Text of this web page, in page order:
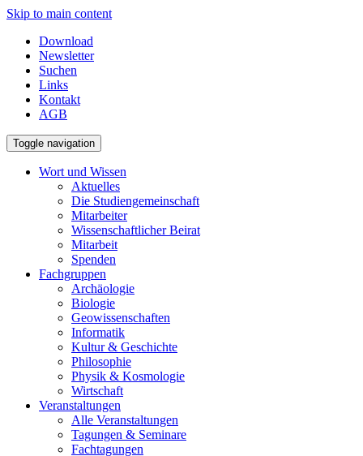
Skip to main content
Download
Newsletter
Suchen
Links
Kontakt
AGB
Toggle navigation
Wort und Wissen
Aktuelles
Die Studiengemeinschaft
Mitarbeiter
Wissenschaftlicher Beirat
Mitarbeit
Spenden
Fachgruppen
Archäologie
Biologie
Geowissenschaften
Informatik
Kultur & Geschichte
Philosophie
Physik & Kosmologie
Wirtschaft
Veranstaltungen
Alle Veranstaltungen
Tagungen & Seminare
Fachtagungen